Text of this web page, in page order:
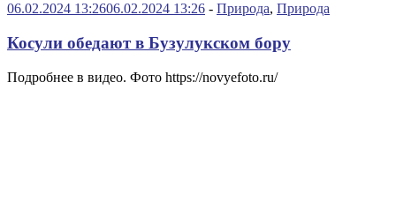
06.02.2024 13:2606.02.2024 13:26 - Природа, Природа
Косули обедают в Бузулукском бору
Подробнее в видео. Фото https://novyefoto.ru/